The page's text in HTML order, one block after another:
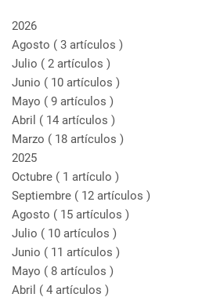
2026
Agosto ( 3 artículos )
Julio ( 2 artículos )
Junio ( 10 artículos )
Mayo ( 9 artículos )
Abril ( 14 artículos )
Marzo ( 18 artículos )
2025
Octubre ( 1 artículo )
Septiembre ( 12 artículos )
Agosto ( 15 artículos )
Julio ( 10 artículos )
Junio ( 11 artículos )
Mayo ( 8 artículos )
Abril ( 4 artículos )